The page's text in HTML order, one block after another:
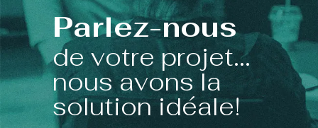
Parlez-nous
de votre projet...
nous avons la
solution idéale!